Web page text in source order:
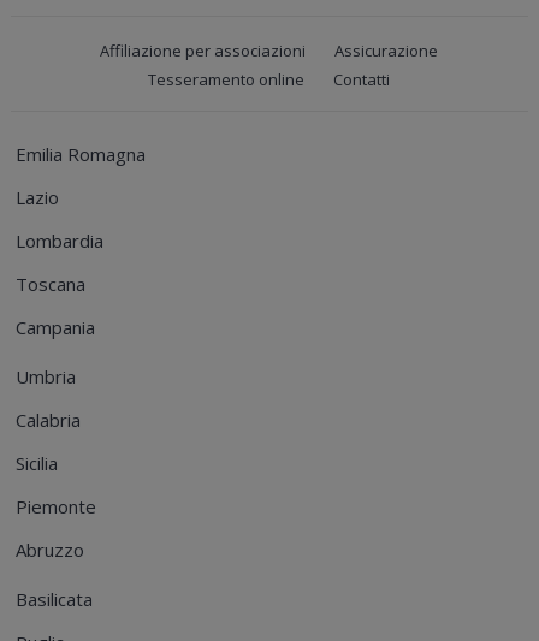
Affiliazione per associazioni
Assicurazione
Tesseramento online
Contatti
Emilia Romagna
Lazio
Lombardia
Toscana
Campania
Umbria
Calabria
Sicilia
Piemonte
Abruzzo
Basilicata